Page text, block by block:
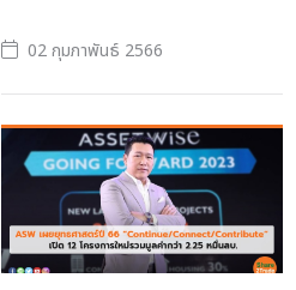
02 กุมภาพันธ์ 2566